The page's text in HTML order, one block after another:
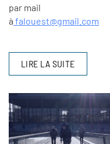
par mail
à falouest@gmail.com
LIRE LA SUITE